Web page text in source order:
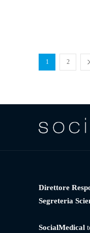
1 2
Direttore
Segreteria
SocialMedical